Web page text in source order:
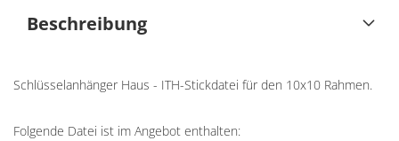
Beschreibung
Schlüsselanhänger Haus - ITH-Stickdatei für den 10x10 Rahmen.
Folgende Datei ist im Angebot enthalten: